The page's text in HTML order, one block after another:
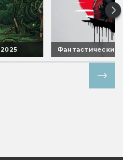
Фантастические